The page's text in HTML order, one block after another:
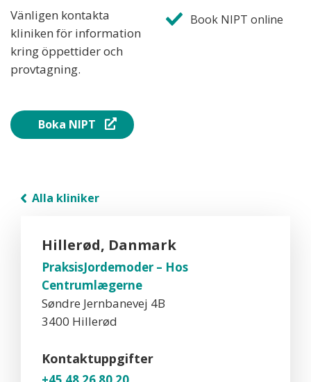
Vänligen kontakta
kliniken för information
kring öppettider och
provtagning.
Boka NIPT
Book NIPT online
Alla kliniker
Hillerød, Danmark
PraksisJordemoder – Hos
Centrumlægerne
Søndre Jernbanevej 4B
3400 Hillerød
Kontaktuppgifter